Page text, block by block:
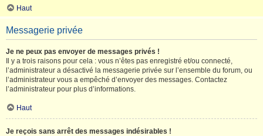
Haut
Messagerie privée
Je ne peux pas envoyer de messages privés !
Il y a trois raisons pour cela : vous n’êtes pas enregistré et/ou connecté,
l’administrateur a désactivé la messagerie privée sur l’ensemble du forum, ou
l’administrateur vous a empêché d’envoyer des messages. Contactez
l’administrateur pour plus d’informations.
Haut
Je reçois sans arrêt des messages indésirables !